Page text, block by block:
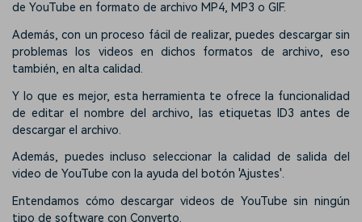
de YouTube en formato de archivo MP4, MP3 o GIF.
Además, con un proceso fácil de realizar, puedes descargar sin
problemas los videos en dichos formatos de archivo, eso
también, en alta calidad.
Y lo que es mejor, esta herramienta te ofrece la funcionalidad
de editar el nombre del archivo, las etiquetas ID3 antes de
descargar el archivo.
Además, puedes incluso seleccionar la calidad de salida del
video de YouTube con la ayuda del botón 'Ajustes'.
Entendamos cómo descargar videos de YouTube sin ningún
tipo de software con Converto.